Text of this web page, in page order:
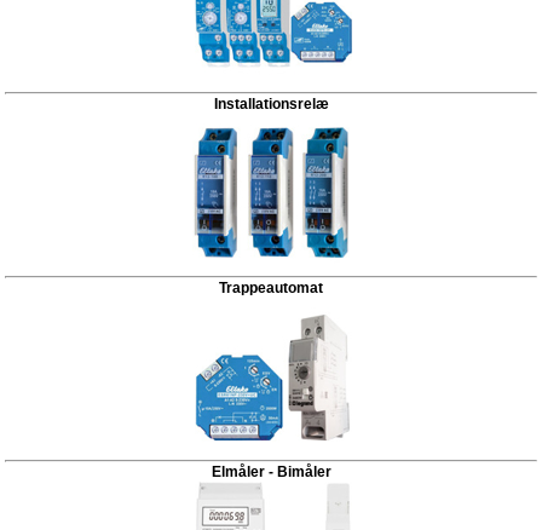
Installationsrelæ
Trappeautomat
Elmåler - Bimåler